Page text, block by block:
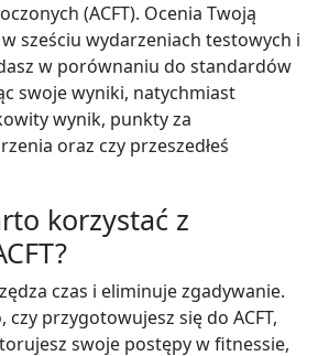
(ACFT). Ocenia Twoją
sześciu wydarzeniach testowych i
w porównaniu do standardów
swoje wyniki, natychmiast
wynik, punkty za
oraz czy przeszedłeś
korzystać z
czas i eliminuje zgadywanie.
czy przygotowujesz się do ACFT,
swoje postępy w fitnessie,